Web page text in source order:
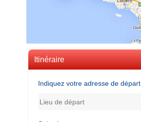
Itinéraire
Indiquez votre adresse de départ